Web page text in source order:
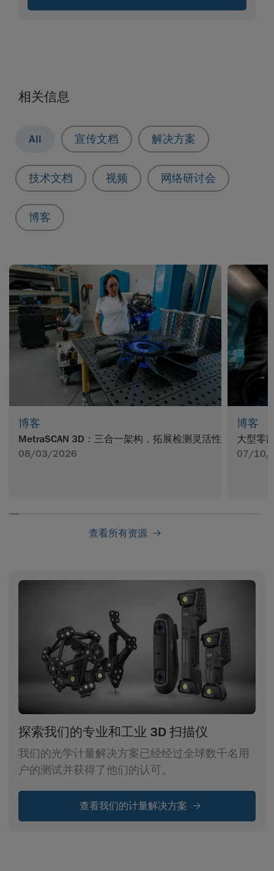
相关信息
All 宣传文档 解决方案
技术文档 视频 网络研讨会
博客
博客
MetraSCAN 3D：三合一架构，拓展检测灵活性
08/03/2026
博客
大型零
07/10/
查看所有资源
探索我们的专业和工业 3D 扫描仪
我们的光学计量解决方案已经经过全球数千名用
户的测试并获得了他们的认可。
查看我们的计量解决方案